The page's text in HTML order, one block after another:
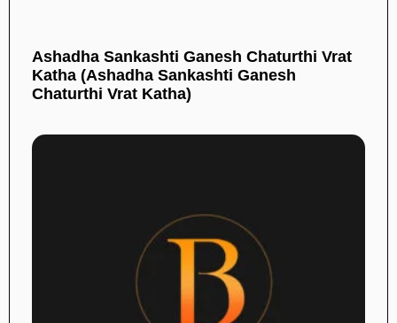
Ashadha Sankashti Ganesh Chaturthi Vrat
Katha (Ashadha Sankashti Ganesh
Chaturthi Vrat Katha)